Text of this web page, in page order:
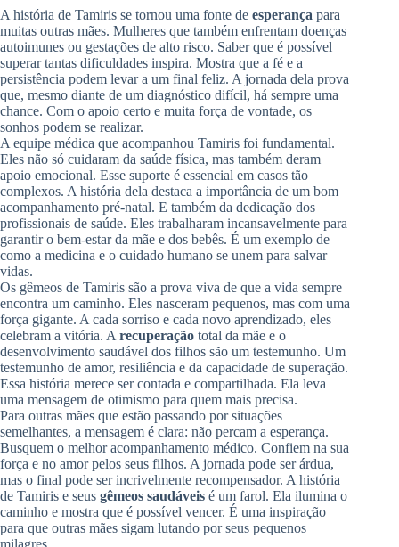
A história de Tamiris se tornou uma fonte de esperança para
muitas outras mães. Mulheres que também enfrentam doenças
autoimunes ou gestações de alto risco. Saber que é possível
superar tantas dificuldades inspira. Mostra que a fé e a
persistência podem levar a um final feliz. A jornada dela prova
que, mesmo diante de um diagnóstico difícil, há sempre uma
chance. Com o apoio certo e muita força de vontade, os
sonhos podem se realizar.
A equipe médica que acompanhou Tamiris foi fundamental.
Eles não só cuidaram da saúde física, mas também deram
apoio emocional. Esse suporte é essencial em casos tão
complexos. A história dela destaca a importância de um bom
acompanhamento pré-natal. E também da dedicação dos
profissionais de saúde. Eles trabalharam incansavelmente para
garantir o bem-estar da mãe e dos bebês. É um exemplo de
como a medicina e o cuidado humano se unem para salvar
vidas.
Os gêmeos de Tamiris são a prova viva de que a vida sempre
encontra um caminho. Eles nasceram pequenos, mas com uma
força gigante. A cada sorriso e cada novo aprendizado, eles
celebram a vitória. A recuperação total da mãe e o
desenvolvimento saudável dos filhos são um testemunho. Um
testemunho de amor, resiliência e da capacidade de superação.
Essa história merece ser contada e compartilhada. Ela leva
uma mensagem de otimismo para quem mais precisa.
Para outras mães que estão passando por situações
semelhantes, a mensagem é clara: não percam a esperança.
Busquem o melhor acompanhamento médico. Confiem na sua
força e no amor pelos seus filhos. A jornada pode ser árdua,
mas o final pode ser incrivelmente recompensador. A história
de Tamiris e seus gêmeos saudáveis é um farol. Ela ilumina o
caminho e mostra que é possível vencer. É uma inspiração
para que outras mães sigam lutando por seus pequenos
milagres.